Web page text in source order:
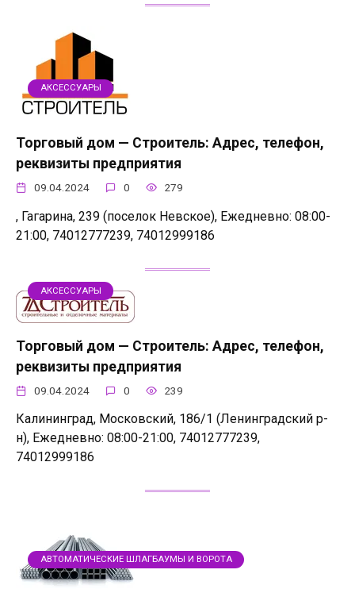
АКСЕССУАРЫ
Торговый дом — Строитель: Адрес, телефон,
реквизиты предприятия
09.04.2024 0 279
, Гагарина, 239 (поселок Невское), Ежедневно: 08:00-
21:00, 74012777239, 74012999186
АКСЕССУАРЫ
Торговый дом — Строитель: Адрес, телефон,
реквизиты предприятия
09.04.2024 0 239
Калининград, Московский, 186/1 (Ленинградский р-
н), Ежедневно: 08:00-21:00, 74012777239,
74012999186
АВТОМАТИЧЕСКИЕ ШЛАГБАУМЫ И ВОРОТА